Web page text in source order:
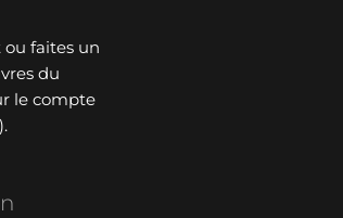
faites un
du
le compte